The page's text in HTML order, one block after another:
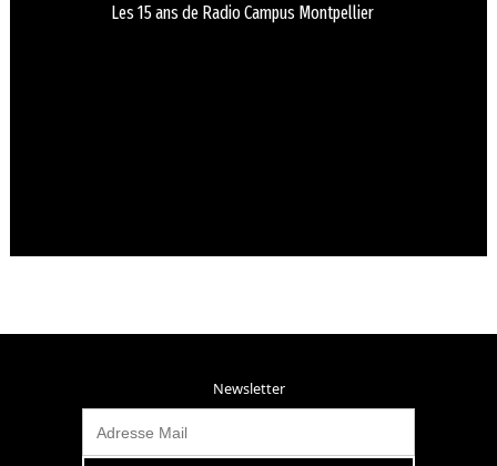
Les 15 ans de Radio Campus Montpellier
Newsletter